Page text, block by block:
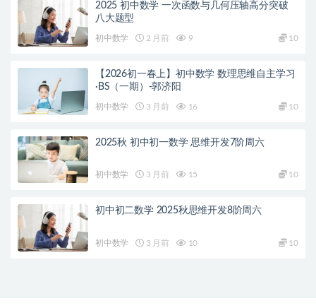
2025 初中数学 一次函数与几何压轴高分突破
八大题型
初中数学 2 月前 9 10
【2026初一春上】初中数学 数理思维自主学习
·BS（一期）-郭济阳
初中数学 3 月前 16 10
2025秋 初中初一数学 思维开发7阶周六
初中数学 3 月前 15 10
初中初二数学 2025秋思维开发8阶周六
初中数学 3 月前 10 10